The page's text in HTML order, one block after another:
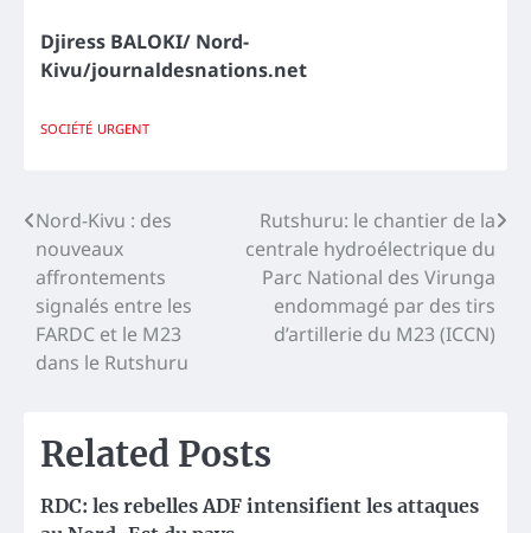
Djiress BALOKI/ Nord-
Kivu/journaldesnations.net
SOCIÉTÉ URGENT
Navigation
de
l’article
Nord-Kivu : des
nouveaux
affrontements
signalés entre les
FARDC et le M23
dans le Rutshuru
Rutshuru: le chantier de la
centrale hydroélectrique du
Parc National des Virunga
endommagé par des tirs
d’artillerie du M23 (ICCN)
Related Posts
RDC: les rebelles ADF intensifient les attaques